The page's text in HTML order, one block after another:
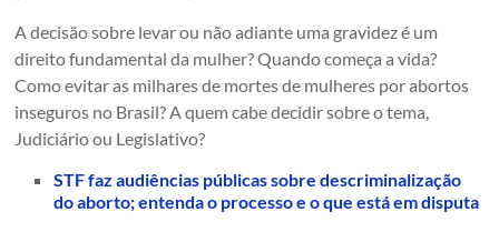
A decisão sobre levar ou não adiante uma gravidez é um
direito fundamental da mulher? Quando começa a vida?
Como evitar as milhares de mortes de mulheres por abortos
inseguros no Brasil? A quem cabe decidir sobre o tema,
Judiciário ou Legislativo?
STF faz audiências públicas sobre descriminalização
do aborto; entenda o processo e o que está em disputa